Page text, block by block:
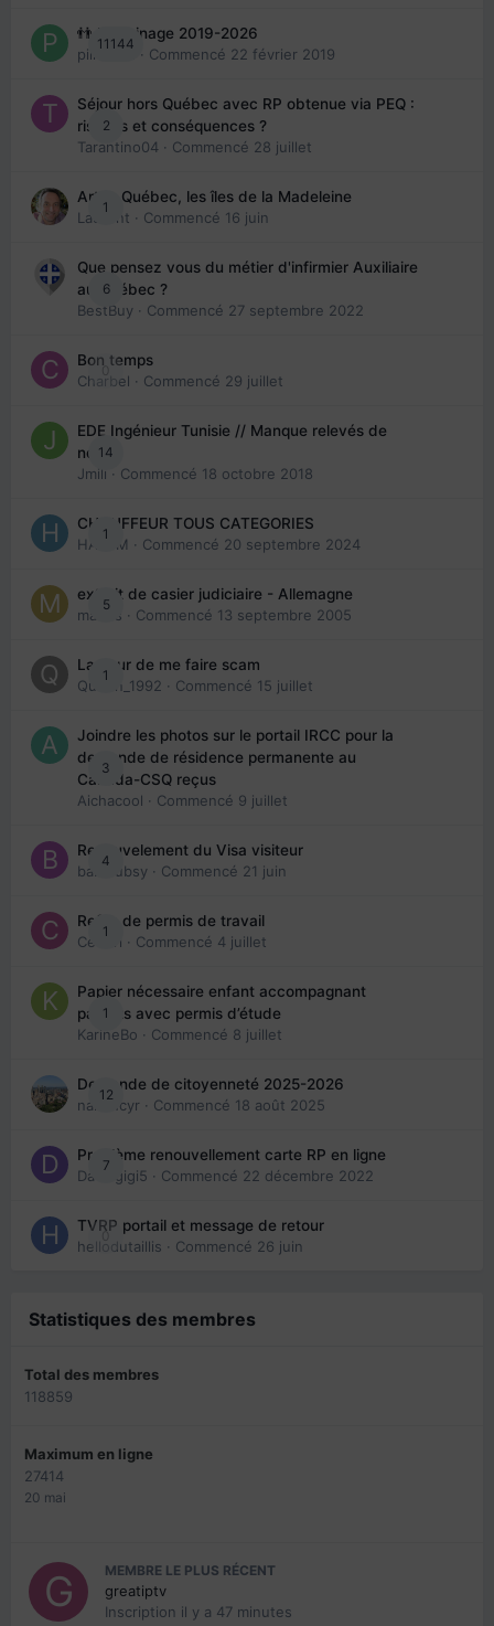
11144
👬 Parrainage 2019-2026
piinoush · Commencé 22 février 2019
2
Séjour hors Québec avec RP obtenue via PEQ :
risques et conséquences ?
Tarantino04 · Commencé 28 juillet
1
Arte : Québec, les îles de la Madeleine
Laurent · Commencé 16 juin
6
Que pensez vous du métier d'infirmier Auxiliaire
au Québec ?
BestBuy · Commencé 27 septembre 2022
0
Bon temps
Charbel · Commencé 29 juillet
14
EDE Ingénieur Tunisie // Manque relevés de
note
Jmili · Commencé 18 octobre 2018
1
CHAUFFEUR TOUS CATEGORIES
HAZEM · Commencé 20 septembre 2024
5
extrait de casier judiciaire - Allemagne
maries · Commencé 13 septembre 2005
1
La peur de me faire scam
Queen_1992 · Commencé 15 juillet
3
Joindre les photos sur le portail IRCC pour la
demande de résidence permanente au
Canada-CSQ reçus
Aichacool · Commencé 9 juillet
4
Renouvelement du Visa visiteur
babibubsy · Commencé 21 juin
1
Refus de permis de travail
Cedbri · Commencé 4 juillet
1
Papier nécessaire enfant accompagnant
parents avec permis d’étude
KarineBo · Commencé 8 juillet
12
Demande de citoyenneté 2025-2026
nanancyr · Commencé 18 août 2025
7
Problème renouvellement carte RP en ligne
Davidgigi5 · Commencé 22 décembre 2022
0
TVRP portail et message de retour
hellodutaillis · Commencé 26 juin
Statistiques des membres
Total des membres
118859
Maximum en ligne
27414
20 mai
MEMBRE LE PLUS RÉCENT
greatiptv
Inscription il y a 47 minutes